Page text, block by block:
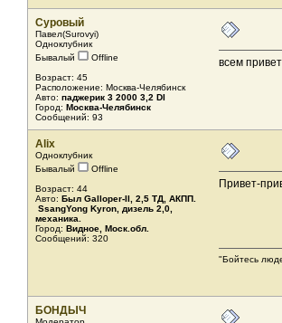
Cуровый
Павел(Surovyi)
Одноклубник
Бывалый
Offline
Возраст: 45
Расположение: Москва-Челябинск
Авто: паджерик 3 2000 3,2 DI
Город: Москва-Челябинск
Сообщений: 93
всем привет
Alix
Одноклубник
Бывалый
Offline
Возраст: 44
Авто: Был Galloper-II, 2,5 ТД, АКПП.
SsangYong Kyron, дизель 2,0,
механика.
Город: Видное, Моск.обл.
Сообщений: 320
Привет-
"Бойтесь
БОНДЫЧ